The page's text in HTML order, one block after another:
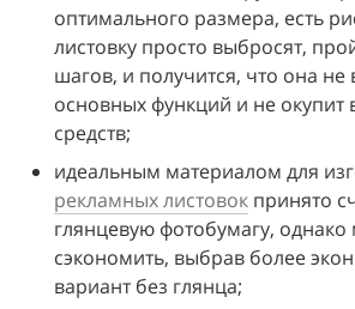
оптимального размера, есть
листовку просто выбросят,
шагов, и получится, что она
основных функций и не
средств;
рекламных листовок принято
глянцевую фотобумагу,
сэкономить, выбрав более
вариант без глянца;